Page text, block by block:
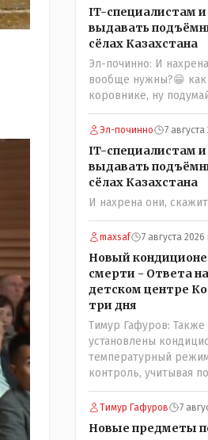
IT-специалистам
выдавать
сёлах Казахстана
Эл-починно: И
вообще нужны?😁
коровнике, ну
Эл-починно 7 августа
IT-специалистам
выдавать
сёлах Казахстана
И нахрена они,
maxsaf 7 августа 2026
Новый
смерти - Ответа
детском центре
три дня
Тимур Гафуров:
установлены
температурный
контроль, учитывая
лето.Мы решили. что
считаете иначе?Ну
трагедии, то есть 29
Тимур Гафуров 7
Новые предметы